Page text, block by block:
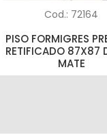
Cod.: 72164
PISO FORMIGRES
RETIFICADO 87X87
MATE